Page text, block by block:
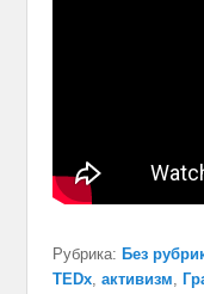
Рубрика: Без
TEDx, активизм,